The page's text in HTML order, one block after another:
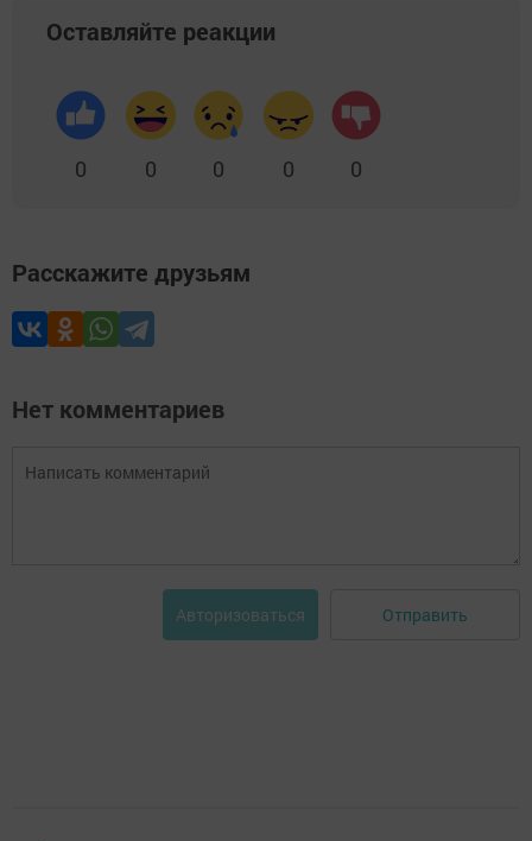
Оставляйте реакции
0 0 0 0 0
Расскажите друзьям
Нет комментариев
Авторизоваться Отправить